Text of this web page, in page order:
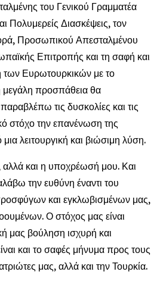
του Γενικού Γραμματέα
Πολυμερείς Διασκέψεις, τον
Προσωπικού Απεσταλμένου
Επιτροπής και τη σαφή και
των Ευρωτουρκικών με το
μεγάλη προσπάθεια θα
τις δυσκολίες και τις
στόχο την επανένωση της
λειτουργική και βιώσιμη λύση.
αλλά και η υποχρέωσή μου. Και
την ευθύνη έναντι του
και εγκλωβισμένων μας,
Ο στόχος μας είναι
μας βούληση ισχυρή και
και το σαφές μήνυμα προς τους
μας, αλλά και την Τουρκία.